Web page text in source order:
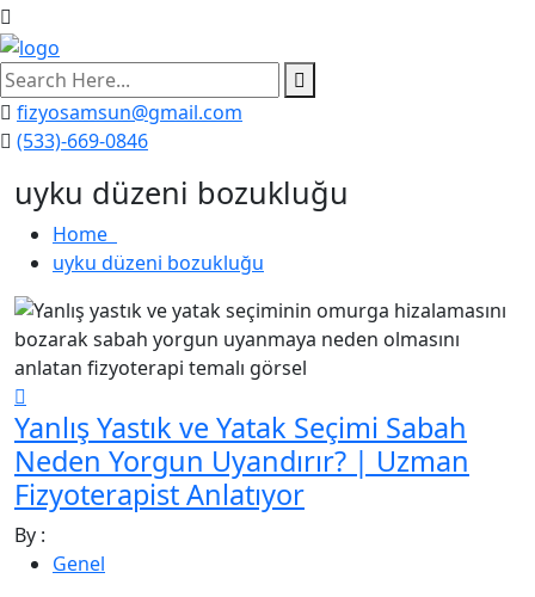
search
here
fizyosamsun@gmail.com
(533)-669-0846
uyku düzeni bozukluğu
Home
uyku düzeni bozukluğu
Yanlış Yastık ve Yatak Seçimi Sabah
Neden Yorgun Uyandırır? | Uzman
Fizyoterapist Anlatıyor
By :
Genel